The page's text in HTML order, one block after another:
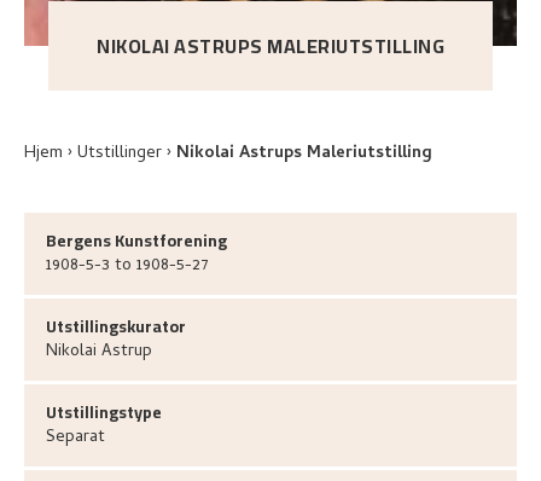
NIKOLAI ASTRUPS MALERIUTSTILLING
Hjem Utstillinger Nikolai Astrups Maleriutstilling
Bergens Kunstforening
1908-5-3 to 1908-5-27
Utstillingskurator
Nikolai Astrup
Utstillingstype
Separat